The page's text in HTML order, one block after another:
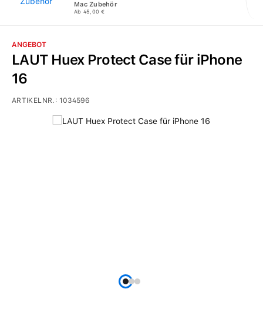
Mac Zubehör
Ab 45,00 €
Bildergalerie überspringen
ANGEBOT
LAUT Huex Protect Case für iPhone
16
ARTIKELNR.:1034596